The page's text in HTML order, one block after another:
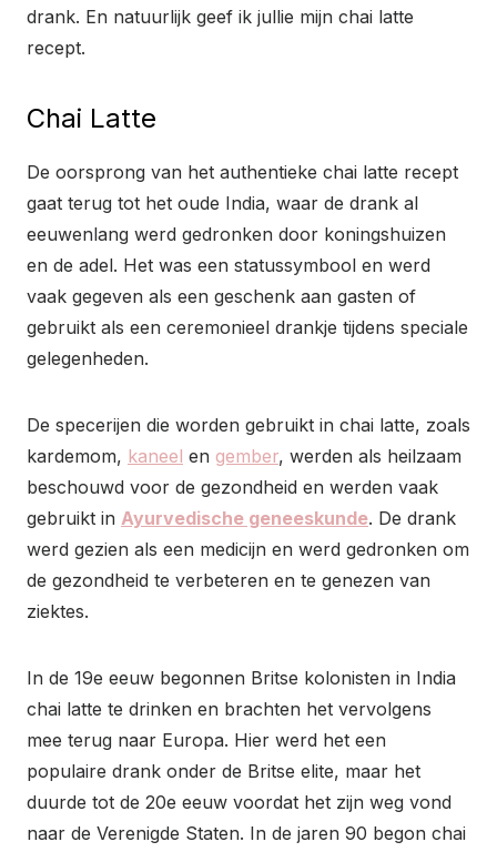
drank. En natuurlijk geef ik jullie mijn chai latte
recept.
Chai Latte
De oorsprong van het authentieke chai latte recept
gaat terug tot het oude India, waar de drank al
eeuwenlang werd gedronken door koningshuizen
en de adel. Het was een statussymbool en werd
vaak gegeven als een geschenk aan gasten of
gebruikt als een ceremonieel drankje tijdens speciale
gelegenheden.
De specerijen die worden gebruikt in chai latte, zoals
kardemom, kaneel en gember, werden als heilzaam
beschouwd voor de gezondheid en werden vaak
gebruikt in Ayurvedische geneeskunde. De drank
werd gezien als een medicijn en werd gedronken om
de gezondheid te verbeteren en te genezen van
ziektes.
In de 19e eeuw begonnen Britse kolonisten in India
chai latte te drinken en brachten het vervolgens
mee terug naar Europa. Hier werd het een
populaire drank onder de Britse elite, maar het
duurde tot de 20e eeuw voordat het zijn weg vond
naar de Verenigde Staten. In de jaren 90 begon chai